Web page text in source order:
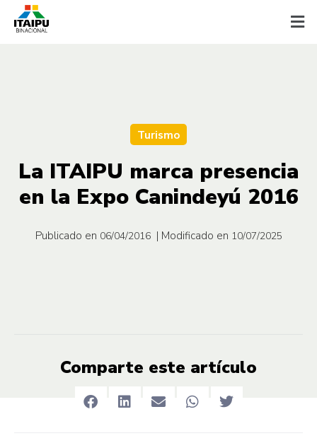
Turismo
La ITAIPU marca presencia
en la Expo Canindeyú 2016
Publicado en 06/04/2016 | Modificado en 10/07/2025
Comparte este artículo